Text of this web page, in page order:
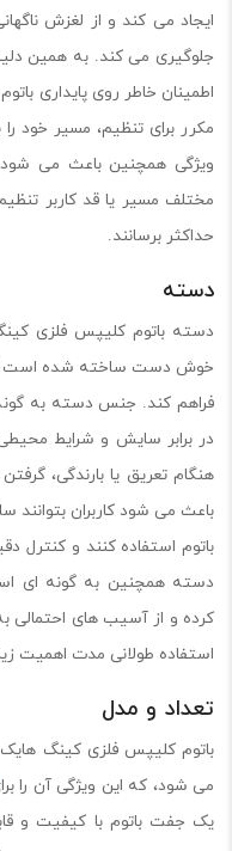
ایجاد می کند و از لغزش
جلوگیری می کند. به همین
اطمینان خاطر روی پایداری
مکرر برای تنظیم، مسیر خود
ویژگی همچنین باعث می
مختلف مسیر یا قد کاربر
حداکثر برسانند.
دسته
خوش دست ساخته شده است تا
فراهم کند. جنس دسته به
در برابر سایش و شرایط
هنگام تعریق یا بارندگی،
باعث می شود کاربران
باتوم استفاده کنند و کنترل
دسته همچنین به گونه ای
کرده و از آسیب های
استفاده طولانی مدت اهمیت
تعداد و مدل
می شود، که این ویژگی آن را
یک جفت باتوم با کیفیت و